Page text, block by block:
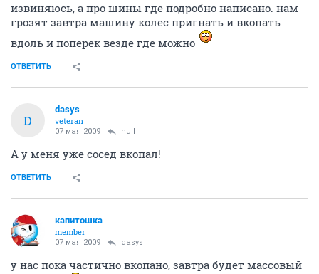
извиняюсь, а про шины где подробно написано. нам
грозят завтра машину колес пригнать и вкопать
вдоль и поперек везде где можно
ОТВЕТИТЬ
D
dasys
veteran
07 мая 2009 null
А у меня уже сосед вкопал!
ОТВЕТИТЬ
капитошка
member
07 мая 2009 dasys
у нас пока частично вкопано, завтра будет массовый